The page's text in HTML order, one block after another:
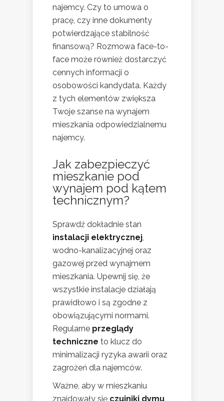
najemcy. Czy to umowa o
pracę, czy inne dokumenty
potwierdzające stabilność
finansową? Rozmowa face-to-
face może również dostarczyć
cennych informacji o
osobowości kandydata. Każdy
z tych elementów zwiększa
Twoje szanse na wynajem
mieszkania odpowiedzialnemu
najemcy.
Jak zabezpieczyć
mieszkanie pod
wynajem pod kątem
technicznym?
Sprawdź dokładnie stan
instalacji elektrycznej,
wodno-kanalizacyjnej oraz
gazowej przed wynajmem
mieszkania. Upewnij się, że
wszystkie instalacje działają
prawidłowo i są zgodne z
obowiązującymi normami.
Regularne przeglądy
techniczne to klucz do
minimalizacji ryzyka awarii oraz
zagrożeń dla najemców.
Ważne, aby w mieszkaniu
znajdowały się czujniki dymu